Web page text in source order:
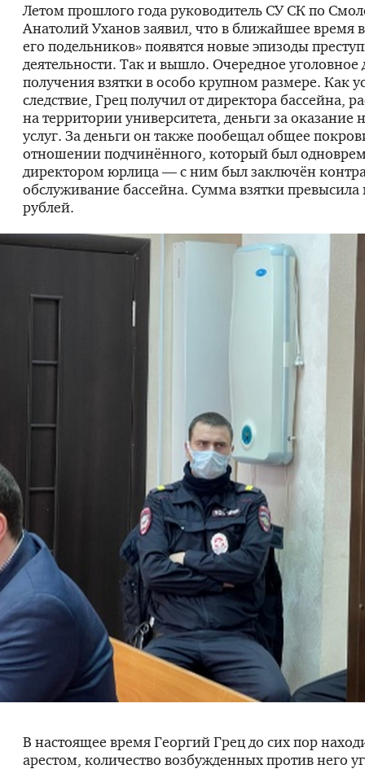
Летом прошлого года руководитель СУ СК по
Анатолий Уханов заявил, что в ближайшее время
его подельников» появятся новые эпизоды
деятельности. Так и вышло. Очередное уголовное
получения взятки в особо крупном размере. Как
следствие, Грец получил от директора бассейна,
на территории университета, деньги за оказание
услуг. За деньги он также пообещал общее
отношении подчинённого, который был
директором юрлица — с ним был заключён
обслуживание бассейна. Сумма взятки
рублей.
В настоящее время Георгий Грец до сих пор
арестом, количество возбужденных против него